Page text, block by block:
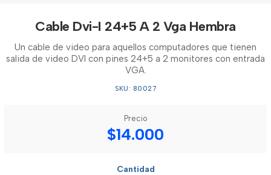
Cable Dvi-I 24+5 A 2 Vga Hembra
Un cable de video para aquellos computadores que tienen
salida de video DVI con pines 24+5 a 2 monitores con entrada
VGA.
SKU: 80027
Precio
$14.000
Cantidad